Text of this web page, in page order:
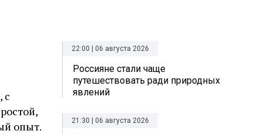
с
опыт.
22:00 | 06 августа 2026
Россияне стали чаще
путешествовать ради природных
явлений
21:30 | 06 августа 2026